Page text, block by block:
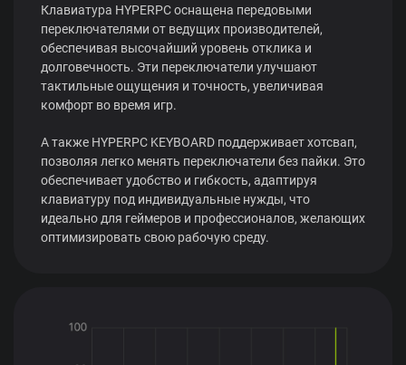
Клавиатура HYPERPC оснащена передовыми
переключателями от ведущих производителей,
обеспечивая высочайший уровень отклика и
долговечность. Эти переключатели улучшают
тактильные ощущения и точность, увеличивая
комфорт во время игр.
А также HYPERPC KEYBOARD поддерживает хотсвап,
позволяя легко менять переключатели без пайки. Это
обеспечивает удобство и гибкость, адаптируя
клавиатуру под индивидуальные нужды, что
идеально для геймеров и профессионалов, желающих
оптимизировать свою рабочую среду.